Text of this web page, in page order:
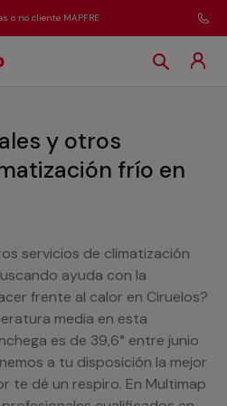
o no cliente MAPFRE
y otros
frío en
servicios de climatización
ayuda con la
frente al calor en Ciruelos?
media en esta
es de 39,6° entre junio
a tu disposición la mejor
te dé un respiro. En Multimap